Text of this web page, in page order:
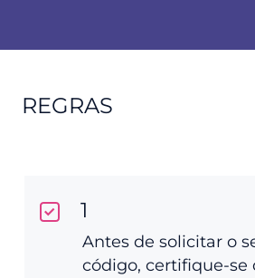
REGRAS
1
Antes de solicitar o
código, certifique-se